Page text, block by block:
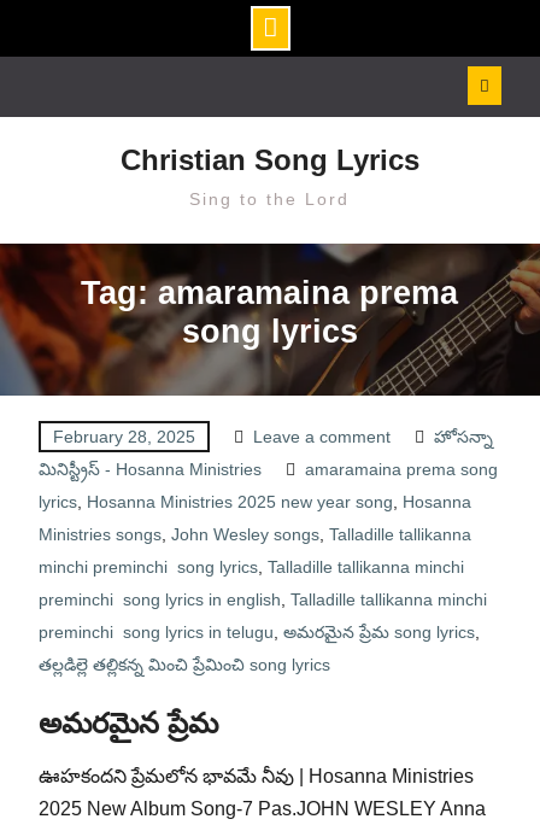
Christian Song Lyrics
Sing to the Lord
Tag: amaramaina prema
song lyrics
February 28, 2025 Leave a comment
హోసన్నా
మినిస్ట్రీస్ - Hosanna Ministries
amaramaina prema song
lyrics, Hosanna Ministries 2025 new year song
Hosanna
Ministries songs, John Wesley songs, Talladille tallikanna
minchi preminchi song lyrics, Talladille tallikanna minchi
preminchi song lyrics in english Talladille tallikanna minchi
preminchi song lyrics in telugu అమరమైన ప్రేమ song lyrics,
తల్లడిల్లె తల్లికన్న మించి ప్రేమించి song lyrics
అమరమైన ప్రేమ
ఊహకందని ప్రేమలోన భావమే నీవు | Hosanna Ministries
2025 New Album Song-7 Pas.JOHN WESLEY Anna